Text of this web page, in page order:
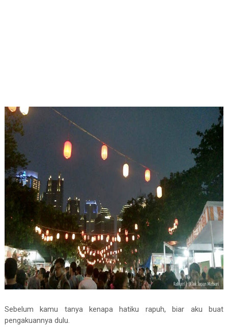
Sebelum kamu tanya kenapa hatiku rapuh, biar aku buat
pengakuannya dulu.